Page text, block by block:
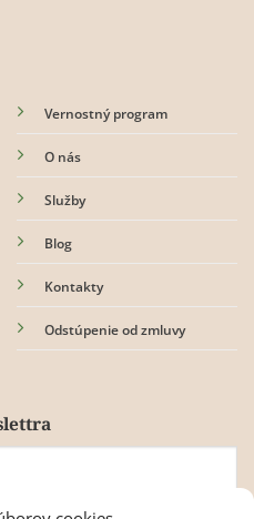
Vernostný program
O nás
Služby
Blog
Kontakty
Odstúpenie od zmluvy